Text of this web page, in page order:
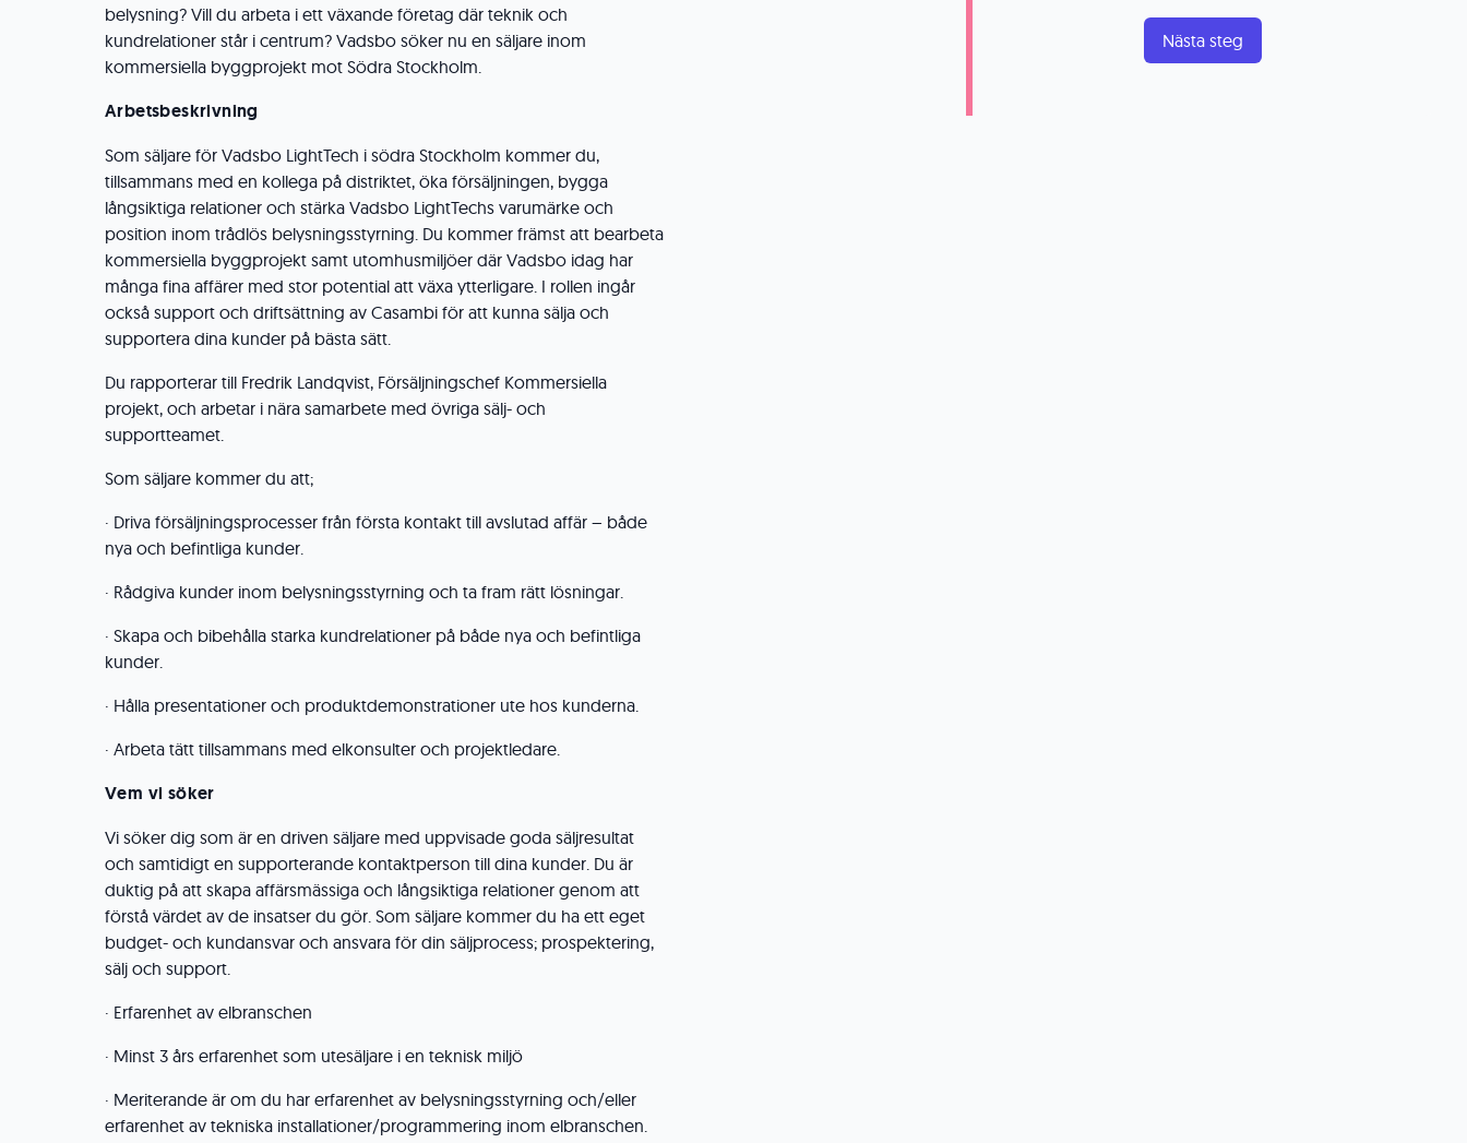
belysning? Vill du arbeta i ett växande företag där teknik och
kundrelationer står i centrum? Vadsbo söker nu en säljare inom
kommersiella byggprojekt mot Södra Stockholm.
Arbetsbeskrivning
Som säljare för Vadsbo LightTech i södra Stockholm kommer du,
tillsammans med en kollega på distriktet, öka försäljningen, bygga
långsiktiga relationer och stärka Vadsbo LightTechs varumärke och
position inom trådlös belysningsstyrning. Du kommer främst att bearbeta
kommersiella byggprojekt samt utomhusmiljöer där Vadsbo idag har
många fina affärer med stor potential att växa ytterligare. I rollen ingår
också support och driftsättning av Casambi för att kunna sälja och
supportera dina kunder på bästa sätt.
Du rapporterar till Fredrik Landqvist, Försäljningschef Kommersiella
projekt, och arbetar i nära samarbete med övriga sälj- och
supportteamet.
Som säljare kommer du att;
· Driva försäljningsprocesser från första kontakt till avslutad affär – både
nya och befintliga kunder.
· Rådgiva kunder inom belysningsstyrning och ta fram rätt lösningar.
· Skapa och bibehålla starka kundrelationer på både nya och befintliga
kunder.
· Hålla presentationer och produktdemonstrationer ute hos kunderna.
· Arbeta tätt tillsammans med elkonsulter och projektledare.
Vem vi söker
Vi söker dig som är en driven säljare med uppvisade goda säljresultat
och samtidigt en supporterande kontaktperson till dina kunder. Du är
duktig på att skapa affärsmässiga och långsiktiga relationer genom att
förstå värdet av de insatser du gör. Som säljare kommer du ha ett eget
budget- och kundansvar och ansvara för din säljprocess; prospektering,
sälj och support.
· Erfarenhet av elbranschen
· Minst 3 års erfarenhet som utesäljare i en teknisk miljö
· Meriterande är om du har erfarenhet av belysningsstyrning och/eller
erfarenhet av tekniska installationer/programmering inom elbranschen.